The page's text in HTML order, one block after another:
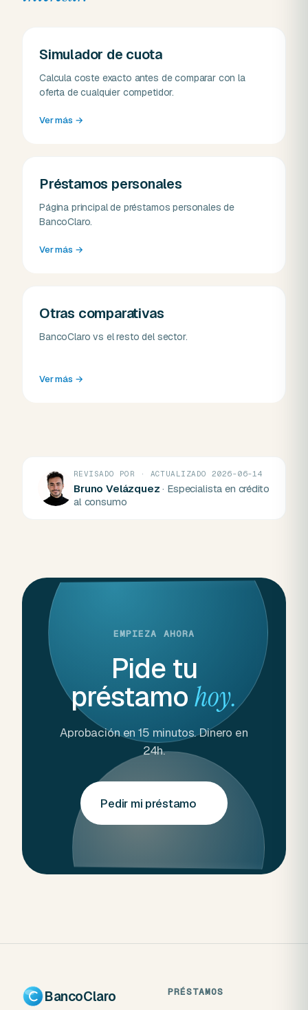
Simulador de cuota
Calcula coste exacto antes de comparar con la
oferta de cualquier competidor.
Ver más →
Préstamos personales
Página principal de préstamos personales de
BancoClaro.
Ver más →
Otras comparativas
BancoClaro vs el resto del sector.
Ver más →
REVISADO POR · ACTUALIZADO 2026-06-14
Bruno Velázquez · Especialista en crédito
al consumo
EMPIEZA AHORA
Pide tu
préstamohoy.
Aprobación en 15 minutos. Dinero en
24h.
Pedir mi préstamo
BancoClaro PRÉSTAMOS